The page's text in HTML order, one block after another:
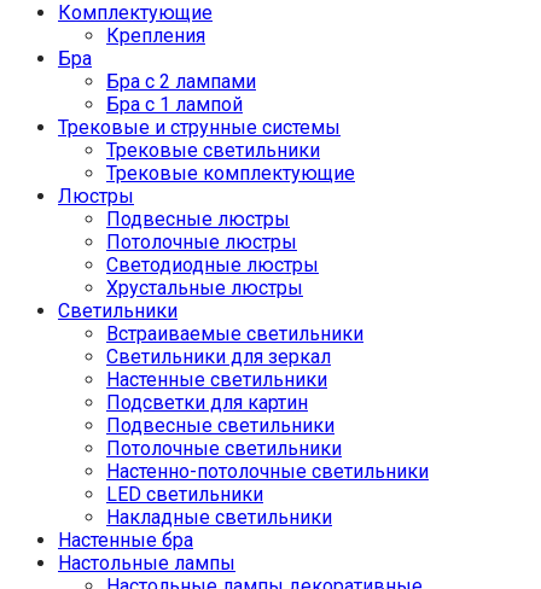
Комплектующие
Крепления
Бра
Бра с 2 лампами
Бра с 1 лампой
Трековые и струнные системы
Трековые светильники
Трековые комплектующие
Люстры
Подвесные люстры
Потолочные люстры
Светодиодные люстры
Хрустальные люстры
Светильники
Встраиваемые светильники
Светильники для зеркал
Настенные светильники
Подсветки для картин
Подвесные светильники
Потолочные светильники
Настенно-потолочные светильники
LED светильники
Накладные светильники
Настенные бра
Настольные лампы